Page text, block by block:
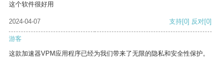
这个软件很好用
2024-04-07 支持[0] 反对[0]
游客
这款加速器VPM应用程序已经为我们带来了无限的隐私和安全性保护。